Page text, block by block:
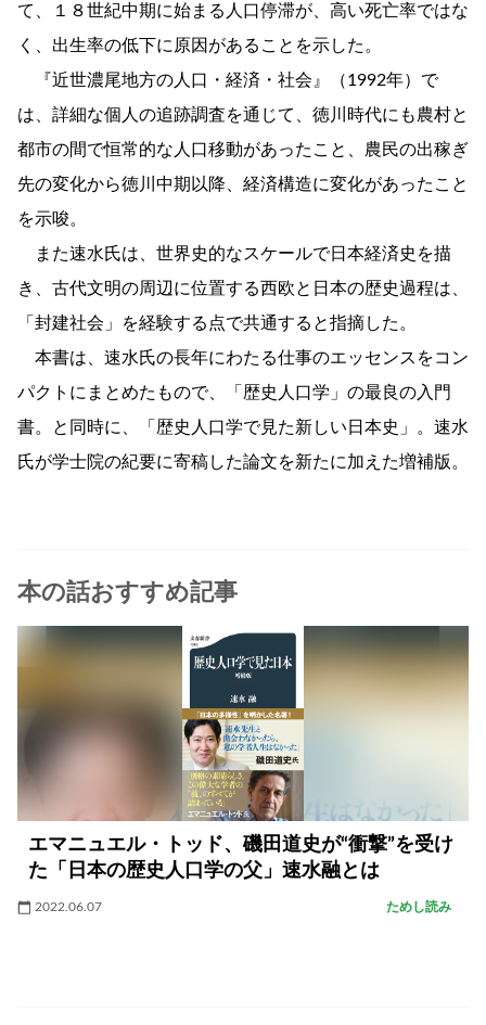
て、１８世紀中期に始まる人口停滞が、高い死亡率ではな
く、出生率の低下に原因があることを示した。
『近世濃尾地方の人口・経済・社会』（1992年）で
は、詳細な個人の追跡調査を通じて、徳川時代にも農村と
都市の間で恒常的な人口移動があったこと、農民の出稼ぎ
先の変化から徳川中期以降、経済構造に変化があったこと
を示唆。
また速水氏は、世界史的なスケールで日本経済史を描
き、古代文明の周辺に位置する西欧と日本の歴史過程は、
「封建社会」を経験する点で共通すると指摘した。
本書は、速水氏の長年にわたる仕事のエッセンスをコン
パクトにまとめたもので、「歴史人口学」の最良の入門
書。と同時に、「歴史人口学で見た新しい日本史」。速水
氏が学士院の紀要に寄稿した論文を新たに加えた増補版。
本の話おすすめ記事
エマニュエル・トッド、磯田道史が“衝撃”を受け
た「日本の歴史人口学の父」速水融とは
2022.06.07 ためし読み